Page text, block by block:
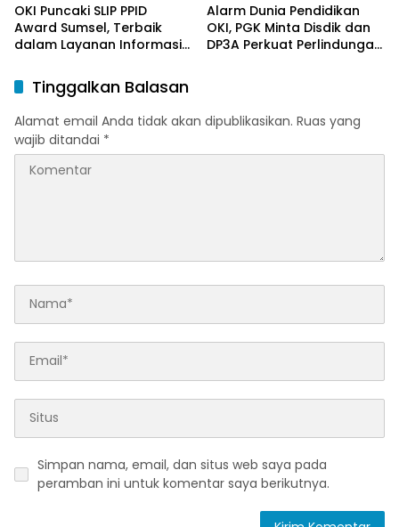
OKI Puncaki SLIP PPID
Award Sumsel, Terbaik
dalam Layanan Informasi
Alarm Dunia Pendidikan
OKI, PGK Minta Disdik dan
DP3A Perkuat Perlindungan
Tinggalkan Balasan
Alamat email Anda tidak akan dipublikasikan. Ruas yang
wajib ditandai *
Simpan nama, email, dan situs web saya pada
peramban ini untuk komentar saya berikutnya.